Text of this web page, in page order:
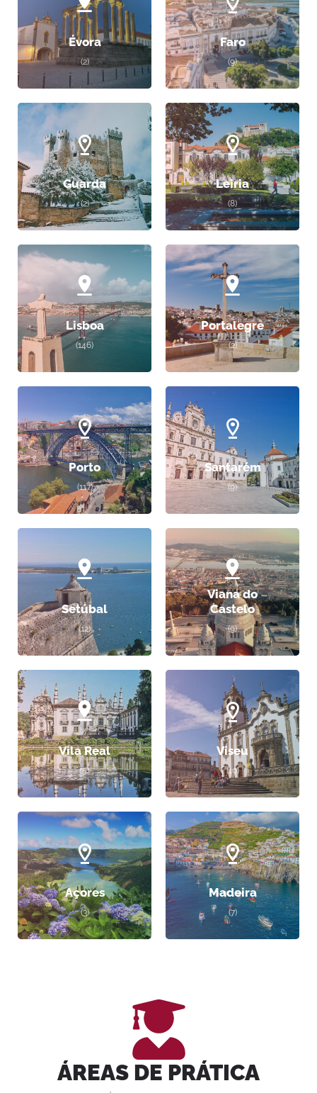
Évora
(2)
Faro
(9)
Guarda
(2)
Leiria
(8)
Lisboa
(146)
Portalegre
(2)
Porto
(117)
Santarém
(9)
Setúbal
(12)
Viana do
Castelo
(9)
Vila Real
(5)
Viseu
(10)
Açores
(3)
Madeira
(7)
ÁREAS DE PRÁTICA